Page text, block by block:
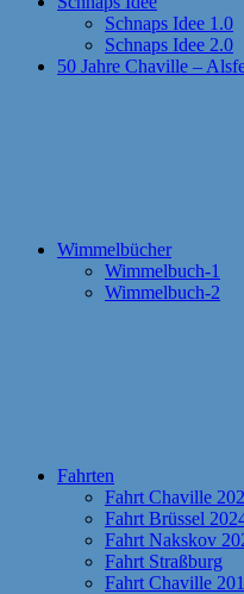
Schnaps Idee 1.0
Schnaps Idee 2.0
50 Jahre Chaville –
Wimmelbücher
Wimmelbuch-1
Wimmelbuch-2
Fahrten
Fahrt Chaville
Fahrt Brüssel
Fahrt Nakskov
Fahrt Straßburg
Fahrt Chaville